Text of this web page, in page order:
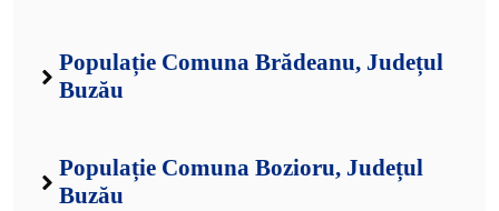
Populație Comuna Brădeanu, Județul
Buzău
Populație Comuna Bozioru, Județul
Buzău